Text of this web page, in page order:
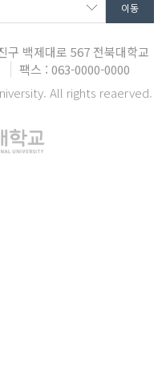
구 백제대로 567 전북대학교
팩스 : 063-0000-0000
All rights reaerved.